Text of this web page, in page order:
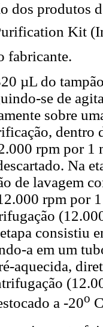
dos produtos
Kit
fabricante.
µL do
se de
sobre
dentro
rpm por
Na
de lavagem
rpm por
consistiu
a em um
aquecida,
a -20o